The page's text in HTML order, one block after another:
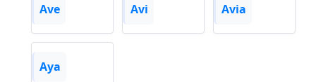
Ave Avi Avia
Aya